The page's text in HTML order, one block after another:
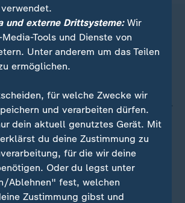
Videos
und externe Drittsysteme:Wir
Tools und Dienste von
Unter anderem um das Teilen
ermöglichen.
für welche Zwecke wir
und verarbeiten dürfen.
dein aktuell genutztes Gerät. Mit
du deine Zustimmung zu
für die wir deine
Oder du legst unter
Ablehnen" fest, welchen
Zustimmung gibst und